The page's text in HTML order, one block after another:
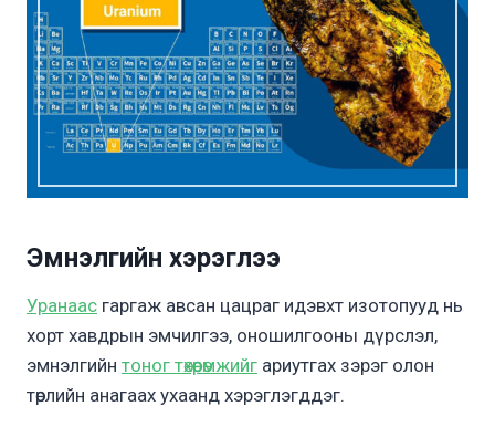
Эмнэлгийн хэрэглээ
Уранаас гаргаж авсан цацраг идэвхт изотопууд нь
хорт хавдрын эмчилгээ, оношилгооны дүрслэл,
эмнэлгийн тоног төхөөрөмжийг ариутгах зэрэг олон
төрлийн анагаах ухаанд хэрэглэгддэг.